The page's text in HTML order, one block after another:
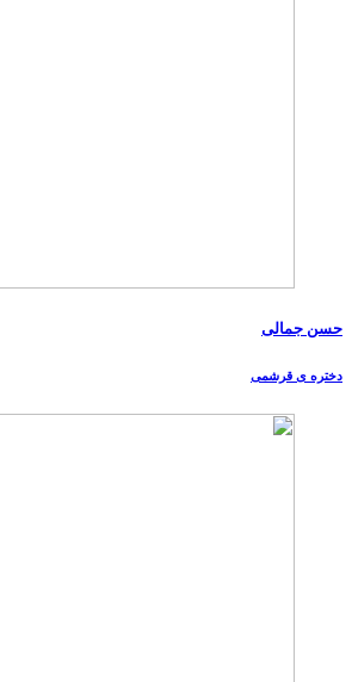
حسن جمالی
دختره ی قرشمی